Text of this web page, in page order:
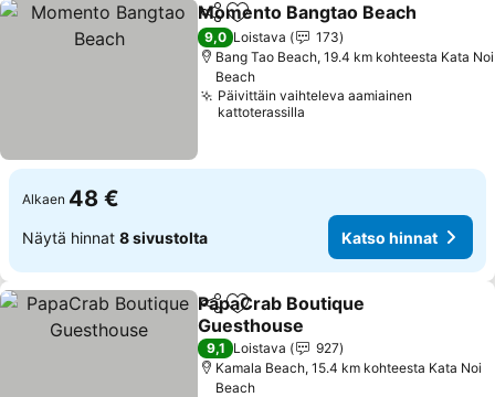
Jaa Lisää suosikkeihin
Momento Bangtao Beach
9,0 Loistava
173
Bang Tao Beach, 19.4 km kohteesta Kata Noi
Beach
Päivittäin vaihteleva aamiainen
kattoterassilla
Alkaen 48 €
Näytä hinnat 8 sivustolta Katso hinnat
Jaa Lisää suosikkeihin
PapaCrab Boutique
Guesthouse
9,1 Loistava
927
Kamala Beach, 15.4 km kohteesta Kata Noi
Beach